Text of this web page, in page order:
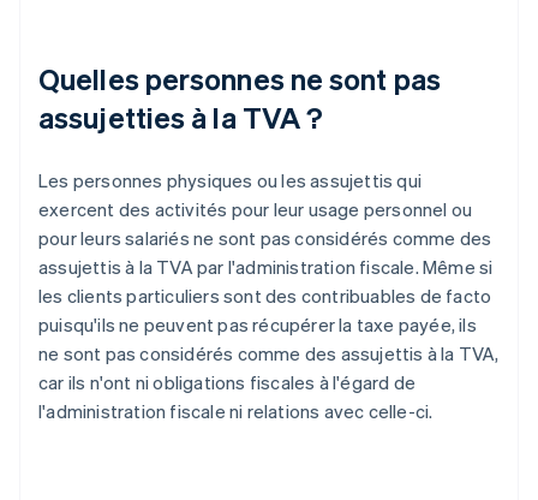
Quelles personnes ne sont pas
assujetties à la TVA ?
Les personnes physiques ou les assujettis qui
exercent des activités pour leur usage personnel ou
pour leurs salariés ne sont pas considérés comme des
assujettis à la TVA par l'administration fiscale. Même si
les clients particuliers sont des contribuables de facto
puisqu'ils ne peuvent pas récupérer la taxe payée, ils
ne sont pas considérés comme des assujettis à la TVA,
car ils n'ont ni obligations fiscales à l'égard de
l'administration fiscale ni relations avec celle-ci.